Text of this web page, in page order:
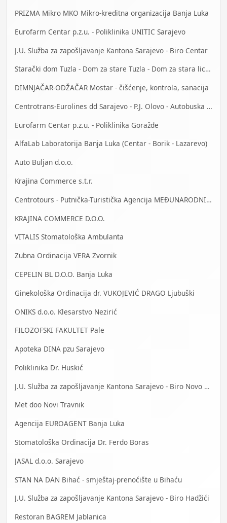
PRIZMA Mikro MKO Mikro-kreditna organizacija Banja Luka
Eurofarm Centar p.z.u. - Poliklinika UNITIC Sarajevo
J.U. Služba za zapošljavanje Kantona Sarajevo - Biro Centar
Starački dom Tuzla - Dom za stare Tuzla - Dom za stara lica Tuzla
DIMNJAČAR-ODŽAČAR Mostar - čišćenje, kontrola, sanacija
Centrotrans-Eurolines dd Sarajevo - P.J. Olovo - Autobuska stanica
Eurofarm Centar p.z.u. - Poliklinika Goražde
AlfaLab Laboratorija Banja Luka (Centar - Borik - Lazarevo)
Auto Buljan d.o.o.
Krajina Commerce s.t.r.
Centrotours - Putnička-Turistička Agencija MEĐUNARODNI AERODROM Sarajevo
KRAJINA COMMERCE D.O.O.
VITALIS Stomatološka Ambulanta
Zubna Ordinacija VERA Zvornik
CEPELIN BL D.O.O. Banja Luka
Ginekološka Ordinacija dr. VUKOJEVIĆ DRAGO Ljubuški
ONIKS d.o.o. Klesarstvo Nezirić
FILOZOFSKI FAKULTET Pale
Apoteka DINA pzu Sarajevo
Poliklinika Dr. Huskić
J.U. Služba za zapošljavanje Kantona Sarajevo - Biro Novo Sarajevo
Met doo Novi Travnik
Agencija EUROAGENT Banja Luka
Stomatološka Ordinacija Dr. Ferdo Boras
JASAL d.o.o. Sarajevo
STAN NA DAN Bihać - smještaj-prenoćište u Bihaću
J.U. Služba za zapošljavanje Kantona Sarajevo - Biro Hadžići
Restoran BAGREM Jablanica